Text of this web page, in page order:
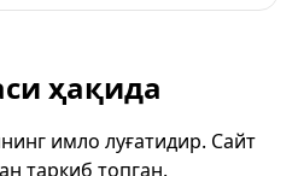
ҳақида
имло луғатидир. Сайт
таркиб топган.